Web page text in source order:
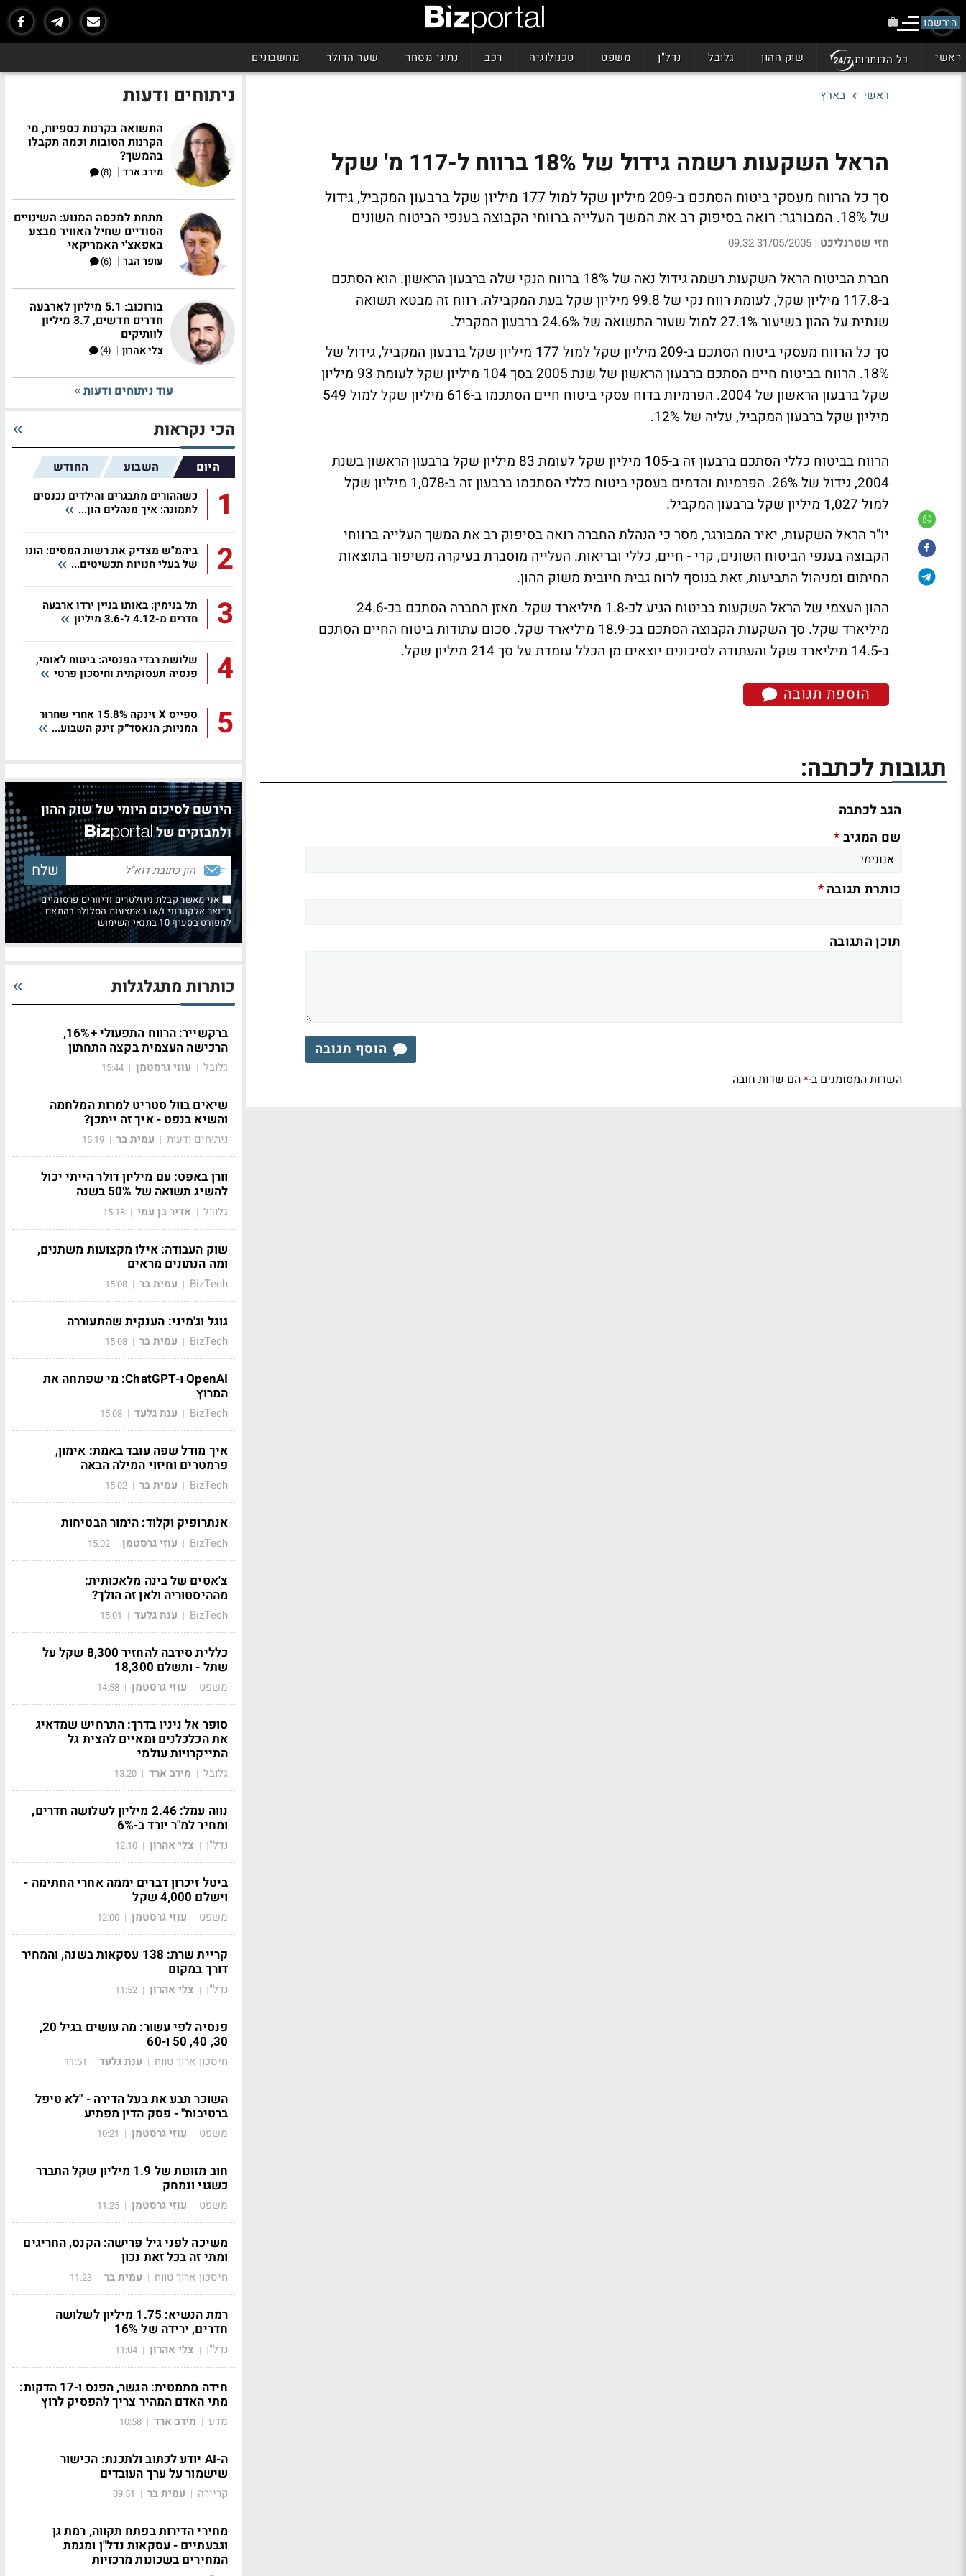
הירשמו
ראשי כל הכותרות שוק ההון גלובל נדל"ן משפט טכנולוגיה רכב נתוני מסחר שער הדולר מחשבונים
ראשי בארץ
הראל השקעות רשמה גידול של 18% ברווח ל-117 מ' שקל
סך כל הרווח מעסקי ביטוח הסתכם ב-209 מיליון שקל למול 177 מיליון שקל ברבעון המקביל, גידול
של 18%. המבורגר: רואה בסיפוק רב את המשך העלייה ברווחי הקבוצה בענפי הביטוח השונים
חזי שטרנליכט |
31/05/2005 09:32
חברת הביטוח הראל השקעות רשמה גידול נאה של 18% ברווח הנקי שלה ברבעון הראשון. הוא הסתכם
ב-117.8 מיליון שקל, לעומת רווח נקי של 99.8 מיליון שקל בעת המקבילה. רווח זה מבטא תשואה
שנתית על ההון בשיעור 27.1% למול שעור התשואה של 24.6% ברבעון המקביל.
סך כל הרווח מעסקי ביטוח הסתכם ב-209 מיליון שקל למול 177 מיליון שקל ברבעון המקביל, גידול של
18%. הרווח בביטוח חיים הסתכם ברבעון הראשון של שנת 2005 בסך 104 מיליון שקל לעומת 93 מיליון
שקל ברבעון הראשון של 2004. הפרמיות בדוח עסקי ביטוח חיים הסתכמו ב-616 מיליון שקל למול 549
מיליון שקל ברבעון המקביל, עליה של 12%.
הרווח בביטוח כללי הסתכם ברבעון זה ב-105 מיליון שקל לעומת 83 מיליון שקל ברבעון הראשון בשנת
2004, גידול של 26%. הפרמיות והדמים בעסקי ביטוח כללי הסתכמו ברבעון זה ב-1,078 מיליון שקל
למול 1,027 מיליון שקל ברבעון המקביל.
יו"ר הראל השקעות, יאיר המבורגר, מסר כי הנהלת החברה רואה בסיפוק רב את המשך העלייה ברווחי
הקבוצה בענפי הביטוח השונים, קרי - חיים, כללי ובריאות. העלייה מוסברת בעיקרה משיפור בתוצאות
החיתום ומניהול התביעות, זאת בנוסף לרוח גבית חיובית משוק ההון.
ההון העצמי של הראל השקעות בביטוח הגיע לכ-1.8 מיליארד שקל. מאזן החברה הסתכם בכ-24.6
מיליארד שקל. סך השקעות הקבוצה הסתכם בכ-18.9 מיליארד שקל. סכום עתודות ביטוח החיים הסתכם
ב-14.5 מיליארד שקל והעתודה לסיכונים יוצאים מן הכלל עומדת על סך 214 מיליון שקל.
הוספת תגובה
תגובות לכתבה:
הגב לכתבה
שם המגיב*
כותרת תגובה*
תוכן התגובה
הוסף תגובה
השדות המסומנים ב-*הם שדות חובה
ניתוחים ודעות
התשואה בקרנות כספיות, מי
הקרנות הטובות וכמה תקבלו
בהמשך?
מירב ארד |
(8)
מתחת למכסה המנוע: השינויים
הסודיים שחיל האוויר מבצע
באפאצ'י האמריקאי
עופר הבר |
(6)
בורוכוב: 5.1 מיליון לארבעה
חדרים חדשים, 3.7 מיליון
לוותיקים
צלי אהרון |
(4)
עוד ניתוחים ודעות
הכי נקראות
היום השבוע החודש
1
כשההורים מתבגרים והילדים נכנסים
לתמונה: איך מנהלים הון...
2
ביהמ"ש מצדיק את רשות המסים: הונו
של בעלי חנויות תכשיטים...
3
תל בנימין: באותו בניין ירדו ארבעה
חדרים מ-4.12 ל-3.6 מיליון
4
שלושת רבדי הפנסיה: ביטוח לאומי,
פנסיה תעסוקתית וחיסכון פרטי
5
ספייס X זינקה 15.8% אחרי שחרור
המניות; הנאסד״ק זינק השבוע...
הירשם לסיכום היומי של שוק ההון
ולמבזקים של
אני מאשר קבלת ניוזלטרים ודיוורים פרסומיים
בדואר אלקטרוני ו/או באמצעות הסלולר בהתאם
למפורט בסעיף 10 בתנאי השימוש
כותרות מתגלגלות
ברקשייר: הרווח התפעולי +16%,
הרכישה העצמית בקצה התחתון
גלובל | עוזי גרסטמן |
15:44
שיאים בוול סטריט למרות המלחמה
והשיא בנפט - איך זה ייתכן?
ניתוחים ודעות | עמית בר |
15:19
וורן באפט: עם מיליון דולר הייתי יכול
להשיג תשואה של 50% בשנה
גלובל | אדיר בן עמי |
15:18
שוק העבודה: אילו מקצועות משתנים,
ומה הנתונים מראים
BizTech
| עמית בר |
15:08
גוגל וג'מיני: הענקית שהתעוררה
BizTech
| עמית בר |
15:08
OpenAI ו-ChatGPT: מי שפתחה את
המרוץ
BizTech
| ענת גלעד |
15:08
איך מודל שפה עובד באמת: אימון,
פרמטרים וחיזוי המילה הבאה
BizTech
| עמית בר |
15:02
אנתרופיק וקלוד: הימור הבטיחות
BizTech
| עוזי גרסטמן |
15:02
צ'אטים של בינה מלאכותית:
מההיסטוריה ולאן זה הולך?
BizTech
| ענת גלעד |
15:01
כללית סירבה להחזיר 8,300 שקל על
שתל - ותשלם 18,300
משפט | עוזי גרסטמן |
14:58
סופר אל ניניו בדרך: התרחיש שמדאיג
את הכלכלנים ומאיים להצית גל
התייקרויות עולמי
גלובל | מירב ארד |
13:20
נווה עמל: 2.46 מיליון לשלושה חדרים,
ומחיר למ"ר יורד ב-6%
נדל"ן | צלי אהרון |
12:10
ביטל זיכרון דברים יממה אחרי החתימה -
וישלם 4,000 שקל
משפט | עוזי גרסטמן |
12:00
קריית שרת: 138 עסקאות בשנה, והמחיר
דורך במקום
נדל"ן | צלי אהרון |
11:52
פנסיה לפי עשור: מה עושים בגיל 20,
30, 40, 50 ו-60
חיסכון ארוך טווח | ענת גלעד |
11:51
השוכר תבע את בעל הדירה - "לא טיפל
ברטיבות" - פסק הדין מפתיע
משפט | עוזי גרסטמן |
10:21
חוב מזונות של 1.9 מיליון שקל התברר
כשגוי ונמחק
משפט | עוזי גרסטמן |
11:25
משיכה לפני גיל פרישה: הקנס, החריגים
ומתי זה בכל זאת נכון
חיסכון ארוך טווח | עמית בר |
11:23
רמת הנשיא: 1.75 מיליון לשלושה
חדרים, ירידה של 16%
נדל"ן | צלי אהרון |
11:04
חידה מתמטית: הגשר, הפנס ו-17 הדקות:
מתי האדם המהיר צריך להפסיק לרוץ
מדע | מירב ארד |
10:58
ה-AI יודע לכתוב ולתכנת: הכישור
שישמור על ערך העובדים
קריירה | עמית בר |
09:51
מחירי הדירות בפתח תקווה, רמת גן
וגבעתיים - עסקאות נדל"ן ומגמת
המחירים בשכונות מרכזיות